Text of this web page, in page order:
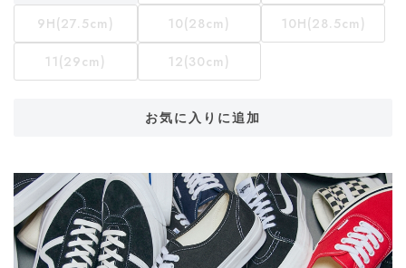
9H(27.5cm) 10(28cm) 10H(28.5cm)
11(29cm) 12(30cm)
お気に入りに追加